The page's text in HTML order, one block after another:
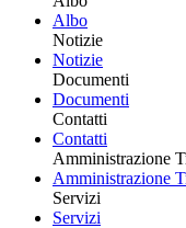
Albo
Notizie
Notizie
Documenti
Documenti
Contatti
Contatti
Amministrazione
Amministrazione
Servizi
Servizi